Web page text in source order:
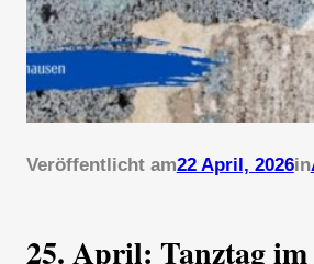
Veröffentlicht am22 April, 2026in
25. April: Tanztag